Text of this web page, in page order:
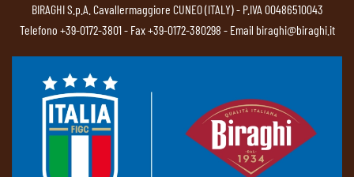
BIRAGHI S.p.A. Cavallermaggiore CUNEO (ITALY) - P.IVA 00486510043
Telefono +39-0172-3801- Fax +39-0172-380298 - Email biraghi@biraghi.it